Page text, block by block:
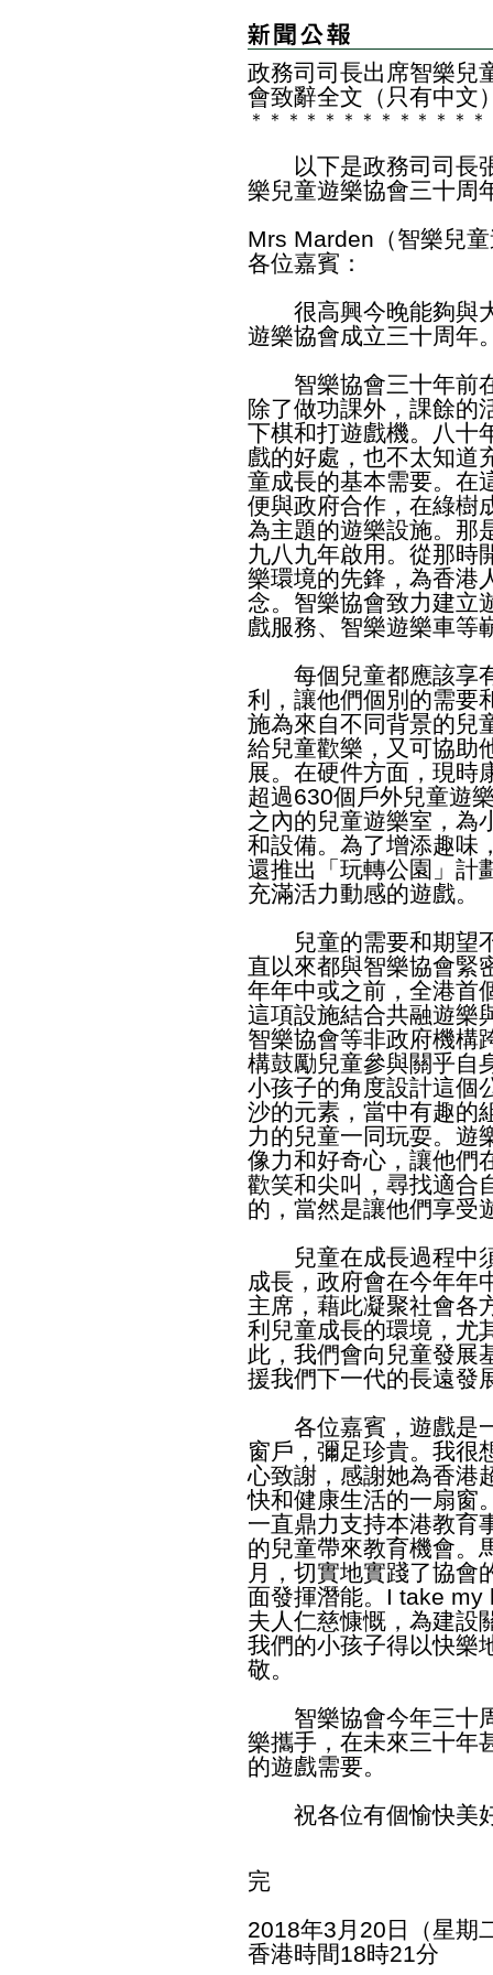
政務司司長出席智樂兒
會致辭全文（只有中文
＊ ＊ ＊ ＊ ＊ ＊ ＊ ＊ ＊ ＊ ＊ ＊ ＊
以下是政務司司長張
樂兒童遊樂協會三十周
Mrs Marden（智樂兒
各位嘉賓：
很高興今晚能夠與大
遊樂協會成立三十周年
智樂協會三十年前在
除了做功課外，課餘的
下棋和打遊戲機。八十
戲的好處，也不太知道
童成長的基本需要。在
便與政府合作，在綠樹
為主題的遊樂設施。那
九八九年啟用。從那時
樂環境的先鋒，為香港
念。智樂協會致力建立
戲服務、智樂遊樂車等
每個兒童都應該享有
利，讓他們個別的需要
施為來自不同背景的兒
給兒童歡樂，又可協助
展。在硬件方面，現時
超過630個戶外兒童遊
之內的兒童遊樂室，為
和設備。為了增添趣味
還推出「玩轉公園」計
充滿活力動感的遊戲。
兒童的需要和期望不
直以來都與智樂協會緊
年年中或之前，全港首
這項設施結合共融遊樂
智樂協會等非政府機構
構鼓勵兒童參與關乎自
小孩子的角度設計這個
沙的元素，當中有趣的
力的兒童一同玩耍。遊
像力和好奇心，讓他們
歡笑和尖叫，尋找適合
的，當然是讓他們享受
兒童在成長過程中須
成長，政府會在今年年
主席，藉此凝聚社會各
利兒童成長的環境，尤
此，我們會向兒童發展
援我們下一代的長遠發
各位嘉賓，遊戲是一
窗戶，彌足珍貴。我很
心致謝，感謝她為香港
快和健康生活的一扇窗
一直鼎力支持本港教育
的兒童帶來教育機會。
月，切實地實踐了協會
面發揮潛能。I take
夫人仁慈慷慨，為建設
我們的小孩子得以快樂
敬。
智樂協會今年三十周
樂攜手，在未來三十年
的遊戲需要。
祝各位有個愉快美
完
2018年3月20日（星期
香港時間18時21分